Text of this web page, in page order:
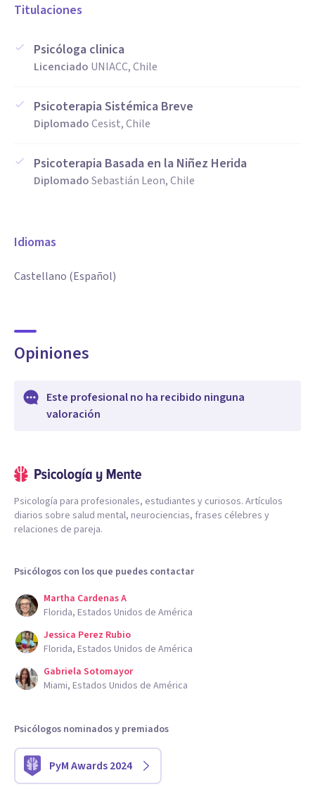
Titulaciones
Psicóloga clinica
Licenciado UNIACC, Chile
Psicoterapia Sistémica Breve
DiplomadoCesist, Chile
Psicoterapia Basada en la Niñez Herida
DiplomadoSebastián Leon, Chile
Idiomas
Castellano (Español)
Opiniones
Este profesional no ha recibido ninguna
valoración
Psicología para profesionales, estudiantes y curiosos. Artículos
diarios sobre salud mental, neurociencias, frases célebres y
relaciones de pareja.
Psicólogos con los que puedes contactar
Martha Cardenas A
Florida, Estados Unidos de América
Jessica Perez Rubio
Florida, Estados Unidos de América
Gabriela Sotomayor
Miami, Estados Unidos de América
Psicólogos nominados y premiados
PyM Awards 2024